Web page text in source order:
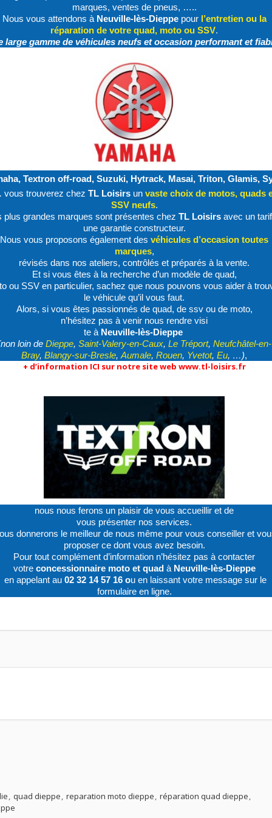
marques, ventes de pneus, …..
Nous vous attendons à Neuville-lès-Dieppepour l’entretien ou la
réparation de votre quad, moto ou SSV.
large gamme de véhicules neufs et occasion performant et
Textron off-road, Suzuki, Hytrack, Masai, Triton, Glamis,
vous trouverez chez TL Loisirsun vaste choix de motos, quads
SSV neufs.
plus grandes marques sont présentes chez TL Loisirsavec un
une garantie constructeur.
Nous vous proposons également desvéhicules d’occasion toutes
marques,
révisés dans nos ateliers, contrôlés et préparés à la vente.
Et si vous êtes à la recherche d’un modèle de quad,
ou SSV en particulier, sachez que nous pouvons vous aider à
le véhicule qu’il vous faut.
Alors, si vous êtes passionnés de quad, de ssv ou de moto,
n’hésitez pas à venir nous rendre visi
te àNeuville-lès-Dieppe
loin de Dieppe, Saint-Valery-en-Caux, Le Tréport, Neufchâtel-en-
Bray,Blangy-sur-Bresle,Aumale,Rouen, Yvetot,Eu, …),
+ d’information ICI sur notre siteweb www.tl-loisirs.fr
nous nous ferons un plaisir de vous accueillir et de
vous présenter nos services.
donnerons le meilleur de nous même pour vous conseiller et
proposer ce dont vous avez besoin.
Pour tout complément d’information n’hésitez pas à contacter
votreconcessionnaire moto et quadà Neuville-lès-Dieppe
en appelant au02 32 14 57 16 ou en laissant votre message sur le
formulaire en ligne.
quad dieppe reparation moto dieppe réparation quad dieppe